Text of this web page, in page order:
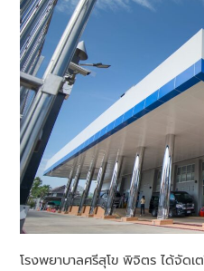
โรงพยาบาลศรีสุโข พิจิตร ได้จัด